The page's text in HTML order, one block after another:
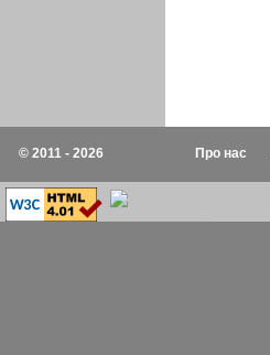
© 2011 - 2026 Про нас